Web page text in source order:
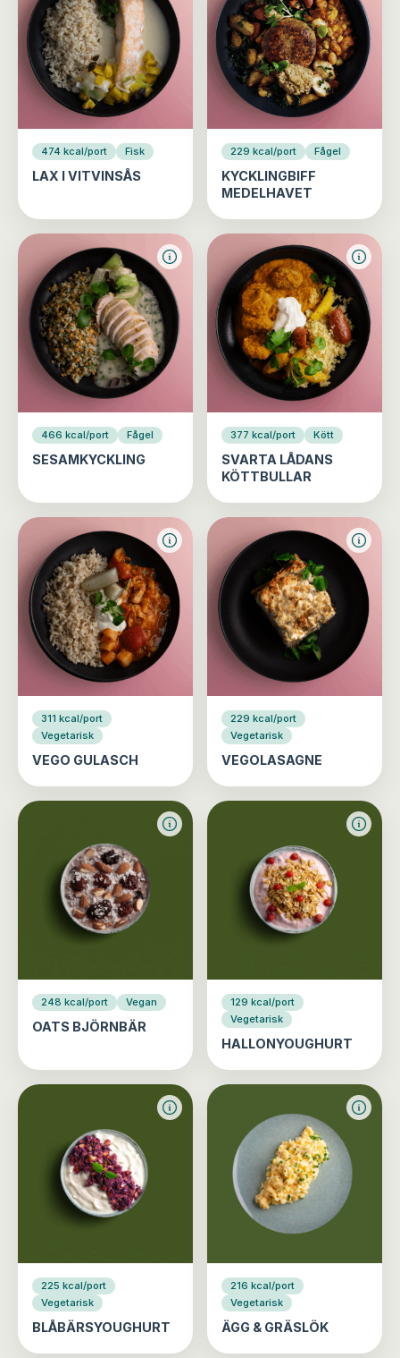
474 kcal/port Fisk
LAX I VITVINSÅS
229 kcal/port Fågel
KYCKLINGBIFF
MEDELHAVET
466 kcal/port Fågel
SESAMKYCKLING
377 kcal/port Kött
SVARTA LÅDANS
KÖTTBULLAR
311 kcal/port
Vegetarisk
VEGO GULASCH
229 kcal/port
Vegetarisk
VEGOLASAGNE
248 kcal/port Vegan
OATS BJÖRNBÄR
129 kcal/port
Vegetarisk
HALLONYOUGHURT
225 kcal/port
Vegetarisk
BLÅBÄRSYOUGHURT
216 kcal/port
Vegetarisk
ÄGG & GRÄSLÖK